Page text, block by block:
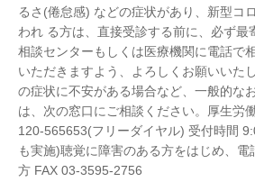
るさ(倦怠感) などの症状があり、新型コ
われ る方は、直接受診する前に、必ず最
相談センターもしくは医療機関に電話で
いただきますよう、よろしくお願いいた
の症状に不安がある場合など、一般的な
は、次の窓口にご相談ください。厚生労
120-565653(フリーダイヤル) 受付時間
も実施)聴覚に障害のある方をはじめ、電
方 FAX 03-3595-2756